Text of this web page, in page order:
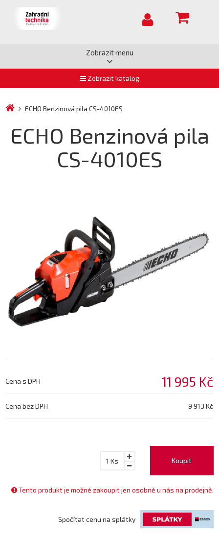
Zobrazit menu
Zobrazit katalog
ECHO Benzinová pila CS-4010ES
ECHO Benzinová pila
CS-4010ES
Cena s DPH 11 995 Kč
Cena bez DPH 9 913 Kč
Koupit
1 Ks
Tento produkt je možné zakoupit jen osobně u nás na prodejně.
Spočítat cenu na splátky